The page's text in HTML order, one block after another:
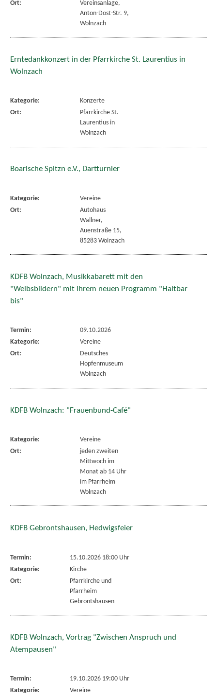
Ort:
Vereinsanlage,
Anton-Dost-Str. 9,
Wolnzach
Erntedankkonzert in der Pfarrkirche St. Laurentius in
Wolnzach
Kategorie:
Konzerte
Ort:
Pfarrkirche St.
Laurentius in
Wolnzach
Boarische Spitzn e.V., Dartturnier
Kategorie:
Vereine
Ort:
Autohaus
Wallner,
Auenstraße 15,
85283 Wolnzach
KDFB Wolnzach, Musikkabarett mit den
"Weibsbildern" mit ihrem neuen Programm "Haltbar
bis"
Termin:
09.10.2026
Kategorie:
Vereine
Ort:
Deutsches
Hopfenmuseum
Wolnzach
KDFB Wolnzach: "Frauenbund-Café"
Kategorie:
Vereine
Ort:
jeden zweiten
Mittwoch im
Monat ab 14 Uhr
im Pfarrheim
Wolnzach
KDFB Gebrontshausen, Hedwigsfeier
Termin:
15.10.2026 18:00 Uhr
Kategorie:
Kirche
Ort:
Pfarrkirche und
Pfarrheim
Gebrontshausen
KDFB Wolnzach, Vortrag "Zwischen Anspruch und
Atempausen"
Termin:
19.10.2026 19:00 Uhr
Kategorie:
Vereine